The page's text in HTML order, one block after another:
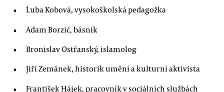
Ĺuba Kobová, vysokoškolská pedagožka
Adam Borzić, básník
Bronislav Ostřanský, islamolog
Jiří Zemánek, historik umění a kulturní aktivista
František Hájek, pracovník v sociálních službách